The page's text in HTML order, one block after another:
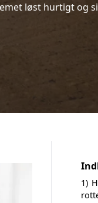
løst hurtigt og
1)